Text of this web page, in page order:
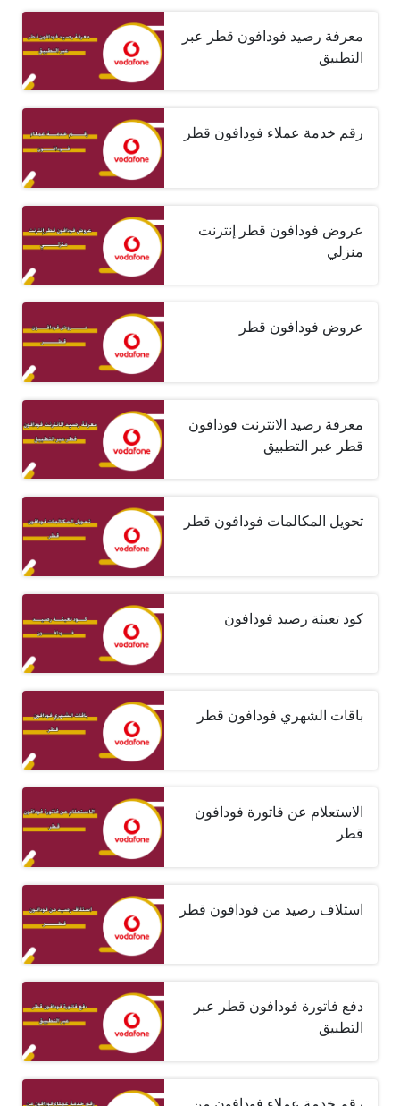
معرفة رصيد فودافون قطر عبر
التطبيق
رقم خدمة عملاء فودافون قطر
عروض فودافون قطر إنترنت
منزلي
عروض فودافون قطر
معرفة رصيد الانترنت فودافون
قطر عبر التطبيق
تحويل المكالمات فودافون قطر
كود تعبئة رصيد فودافون
باقات الشهري فودافون قطر
الاستعلام عن فاتورة فودافون
قطر
استلاف رصيد من فودافون قطر
دفع فاتورة فودافون قطر عبر
التطبيق